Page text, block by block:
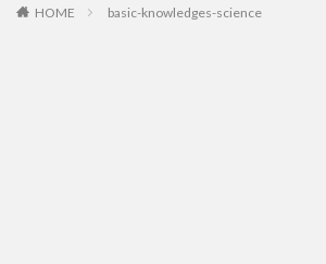
HOME basic-knowledges-science